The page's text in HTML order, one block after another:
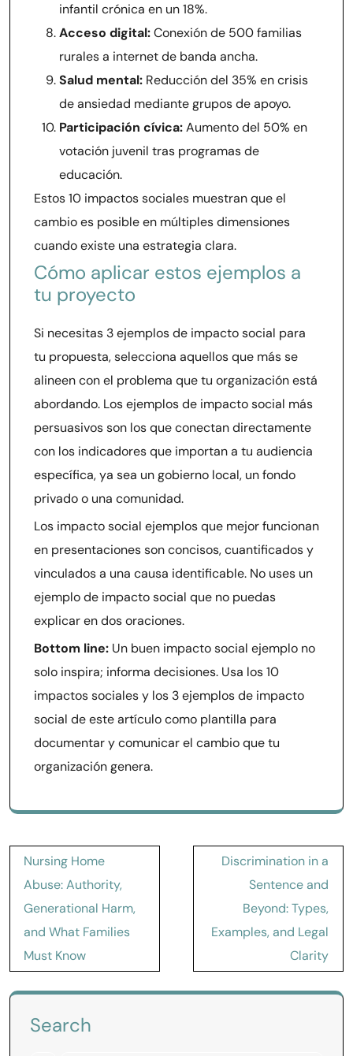
infantil crónica en un 18%.
Acceso digital:Conexión de 500 familias
rurales a internet de banda ancha.
Salud mental: Reducción del 35% en crisis
de ansiedad mediante grupos de apoyo.
Participación cívica:Aumento del 50% en
votación juvenil tras programas de
educación.
Estos 10 impactos sociales muestran que el
cambio es posible en múltiples dimensiones
cuando existe una estrategia clara.
Cómo aplicar estos ejemplos a
tu proyecto
Si necesitas 3 ejemplos de impacto social para
tu propuesta, selecciona aquellos que más se
alineen con el problema que tu organización está
abordando. Los ejemplos de impacto social más
persuasivos son los que conectan directamente
con los indicadores que importan a tu audiencia
específica, ya sea un gobierno local, un fondo
privado o una comunidad.
Los impacto social ejemplos que mejor funcionan
en presentaciones son concisos, cuantificados y
vinculados a una causa identificable. No uses un
ejemplo de impacto social que no puedas
explicar en dos oraciones.
Bottom line: Un buen impacto social ejemplo no
solo inspira; informa decisiones. Usa los 10
impactos sociales y los 3 ejemplos de impacto
social de este artículo como plantilla para
documentar y comunicar el cambio que tu
organización genera.
Post
navigation
Nursing Home
Abuse: Authority,
Generational Harm,
and What Families
Must Know
Discrimination in a
Sentence and
Beyond: Types,
Examples, and Legal
Clarity
Search